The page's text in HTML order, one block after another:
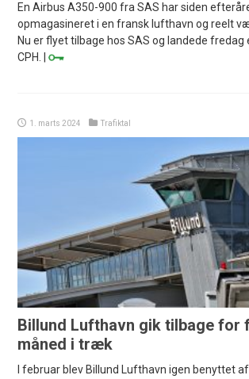
En Airbus A350-900 fra SAS har siden
opmagasineret i en fransk lufthavn og reelt
Nu er flyet tilbage hos SAS og landede
CPH. |
1. marts 2024 Trafiktal
Billund Lufthavn gik tilbage for
måned i træk
I februar blev Billund Lufthavn igen benyttet